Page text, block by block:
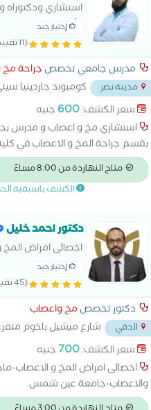
استشاري
الأعصاب والعمود
إختيار جيد
(11 تقييم)
مدرس جامعي تخصص جراحة
مدينة نصر
كومبوند جاردينيا
السويس، مدينة نصر... سعر الكشف:600 جنيه
استشاري مخ و اعصاب و مدرس
بقسم جراحة المخ و الاعصاب في
القاهره
متاح النهاردة من 8:00 مساءً
الكشف باسبقية
دكتور احمد خليل
اخصائى امراض المخ
ماجستير طب المخ
عين شمس.
إختيار جيد
(45 تقييم)
دكتور تخصص مخ واعصاب
الدقي شارع ميشيل باخوم
سعر الكشف:700 جنيه
اخصائى امراض المخ و الاعصاب-
والاعصاب-جامعة عين شمس.